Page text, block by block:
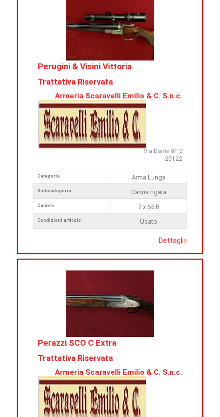
Perugini & Visini Vittoria
Trattativa Riservata
Armeria Scaravelli Emilio & C. S.n.c.
Via Dante 8/12
25122
Categoria
Sottocategoria
Calibro
Condizioni articolo
Arma Lunga
Canna rigata
7 x 65 R
Usato
Dettagli»
Perazzi SCO C Extra
Trattativa Riservata
Armeria Scaravelli Emilio & C. S.n.c.